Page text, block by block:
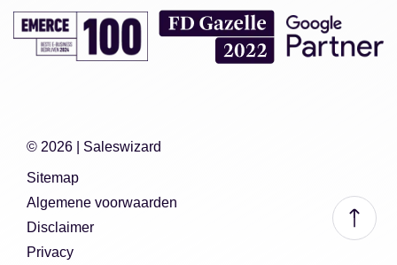
© 2026 | Saleswizard
Sitemap
Algemene voorwaarden
Disclaimer
Privacy